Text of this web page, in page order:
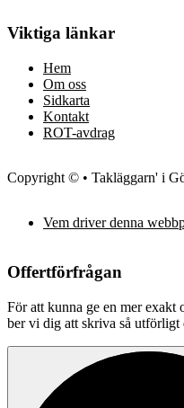
Viktiga länkar
Hem
Om oss
Sidkarta
Kontakt
ROT-avdrag
Copyright © • Takläggarn' i
Vem driver denna
Offertförfrågan
För att kunna ge en mer exakt
ber vi dig att skriva så utförligt